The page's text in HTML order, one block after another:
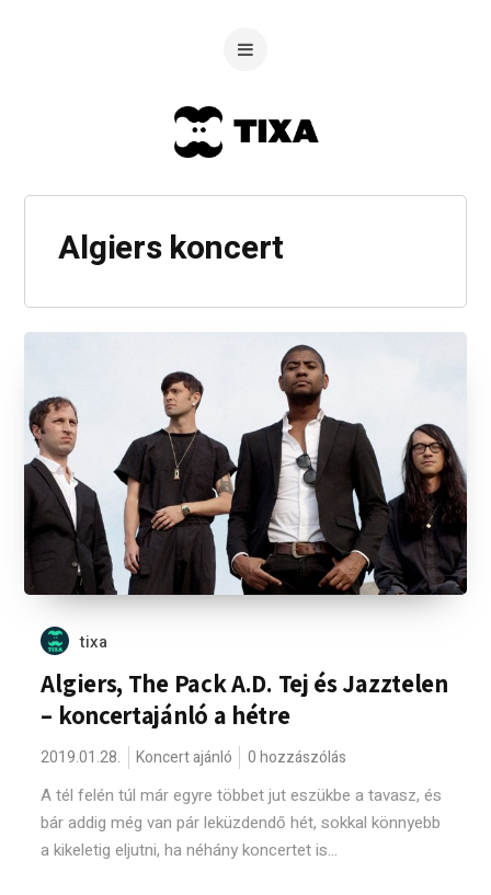
Algiers koncert
tixa
Algiers, The Pack A.D. Tej és Jazztelen
– koncertajánló a hétre
2019.01.28. Koncert ajánló 0 hozzászólás
A tél felén túl már egyre többet jut eszükbe a tavasz, és
bár addig még van pár leküzdendő hét, sokkal könnyebb
a kikeletig eljutni, ha néhány koncertet is...